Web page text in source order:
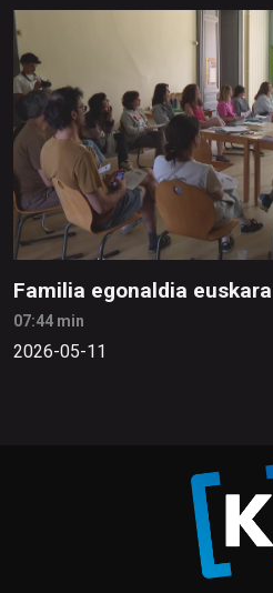
Familia egonaldia
07:44 min
2026-05-11